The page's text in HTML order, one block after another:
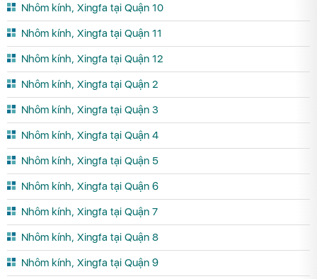
Nhôm kính, Xingfa tại Quận 10
Nhôm kính, Xingfa tại Quận 11
Nhôm kính, Xingfa tại Quận 12
Nhôm kính, Xingfa tại Quận 2
Nhôm kính, Xingfa tại Quận 3
Nhôm kính, Xingfa tại Quận 4
Nhôm kính, Xingfa tại Quận 5
Nhôm kính, Xingfa tại Quận 6
Nhôm kính, Xingfa tại Quận 7
Nhôm kính, Xingfa tại Quận 8
Nhôm kính, Xingfa tại Quận 9